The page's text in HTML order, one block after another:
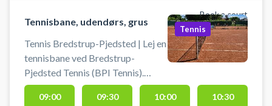
Book a court
Tennisbane, udendørs, grus
Tennis Bredstrup-Pjedsted | Lej en
tennisbane ved Bredstrup-
Pjedsted Tennis (BPI Tennis).
Tennisbanerne findes ved
Bredstrup-Pjedsted Hallen
Tennis
09:00 09:30 10:00 10:30